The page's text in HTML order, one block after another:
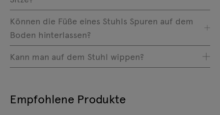
Können die Füße eines Stuhls Spuren auf dem
Boden hinterlassen?
Kann man auf dem Stuhl wippen?
Empfohlene Produkte